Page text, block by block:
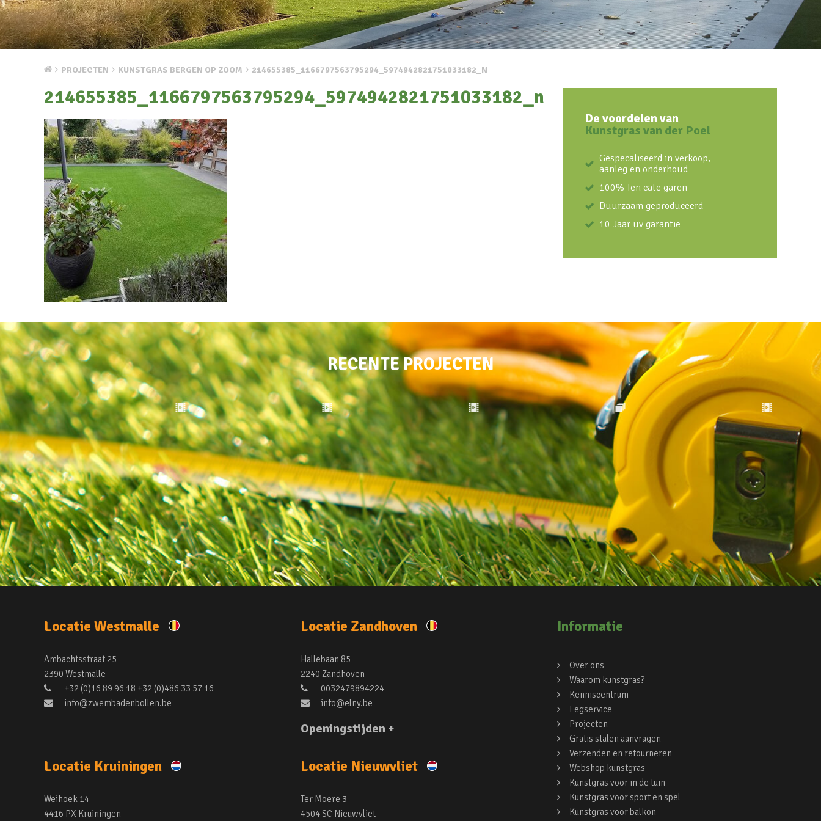
PROJECTEN KUNSTGRAS BERGEN OP ZOOM 214655385_1166797563795294_5974942821751033182_N
214655385_1166797563795294_5974942821751033182_n
De voordelen van
Kunstgras van der Poel
Gespecaliseerd in verkoop,
aanleg en onderhoud
100% Ten cate garen
Duurzaam geproduceerd
10 Jaar uv garantie
RECENTE PROJECTEN
Locatie Westmalle
Ambachtsstraat 25
2390 Westmalle
+32 (0)16 89 96 18 +32 (0)486 33 57 16
info@zwembadenbollen.be
Locatie Zandhoven
Hallebaan 85
2240 Zandhoven
0032479894224
info@elny.be
Openingstijden +
Locatie Kruiningen
Weihoek 14
4416 PX Kruiningen
Locatie Nieuwvliet
Ter Moere 3
4504 SC Nieuwvliet
Informatie
Over ons
Waarom kunstgras?
Kenniscentrum
Legservice
Projecten
Gratis stalen aanvragen
Verzenden en retourneren
Webshop kunstgras
Kunstgras voor in de tuin
Kunstgras voor sport en spel
Kunstgras voor balkon